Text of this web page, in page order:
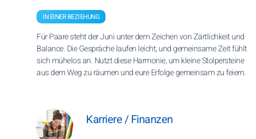
IN EINER BEZIEHUNG
Für Paare steht der Juni unter dem Zeichen von Zärtlichkeit und
Balance. Die Gespräche laufen leicht, und gemeinsame Zeit fühlt
sich mühelos an. Nutzt diese Harmonie, um kleine Stolpersteine
aus dem Weg zu räumen und eure Erfolge gemeinsam zu feiern.
Karriere / Finanzen